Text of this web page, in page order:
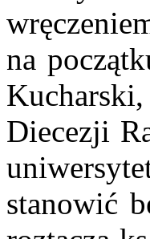
na
Diecezji
stanowić